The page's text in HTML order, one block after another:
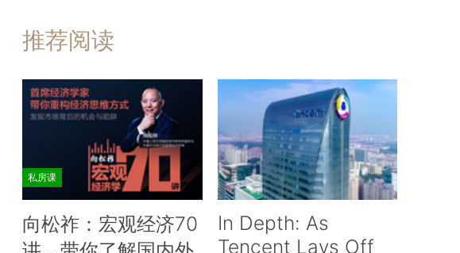
推荐阅读
私房课
向松祚：宏观经济70
In Depth: As
Tencent Lays Off